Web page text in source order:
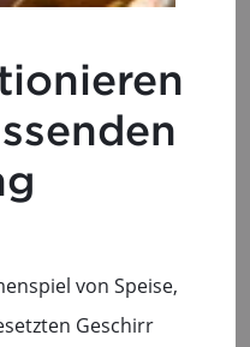
von Speise,
Geschirr